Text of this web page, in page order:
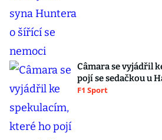
Câmara se vyjádřil
pojí se sedačkou u
F1 Sport